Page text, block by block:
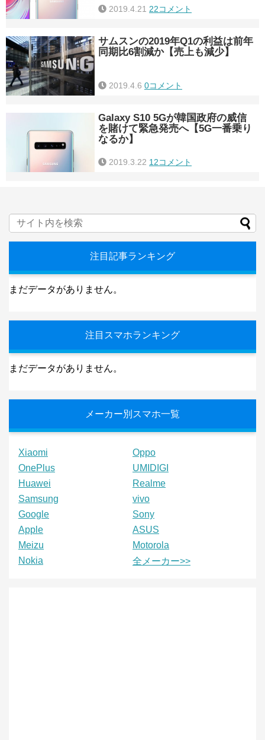
2019.4.21 22コメント
サムスンの2019年Q1の利益は前年
同期比6割減か【売上も減少】
2019.4.6 0コメント
Galaxy S10 5Gが韓国政府の威信
を賭けて緊急発売へ【5G一番乗り
なるか】
2019.3.22 12コメント
注目記事ランキング
まだデータがありません。
注目スマホランキング
まだデータがありません。
メーカー別スマホ一覧
Xiaomi
Oppo
OnePlus
UMIDIGI
Huawei
Realme
Samsung
vivo
Google
Sony
Apple
ASUS
Meizu
Motorola
Nokia
全メーカー>>